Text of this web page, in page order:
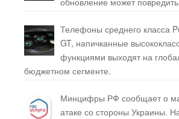
Телефоны среднего класса
GT, напичканные
функциями выходят на
бюджетном сегменте.
Минцифры РФ сообщает о
атаке со стороны Украины.